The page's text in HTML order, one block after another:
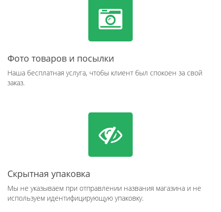
Фото товаров и посылки
Наша бесплатная услуга, чтобы клиент был спокоен за свой
заказ.
Скрытная упаковка
Мы не указываем при отправлении названия магазина и не
используем идентифицирующую упаковку.